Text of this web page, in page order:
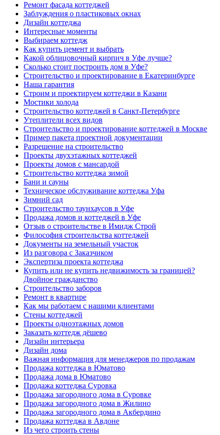
Ремонт фасада коттеджей
Заблуждения о пластиковых окнах
Дизайн коттеджа
Интересные моменты
Выбираем коттедж
Как купить цемент и выбрать
Какой облицовочный кирпич в Уфе лучше?
Сколько стоит построить дом в Уфе?
Строительство и проектирование в Екатеринбурге
Наша гарантия
Строим и проектируем коттеджи в Казани
Мостики холода
Строительство коттеджей в Санкт-Петербурге
Утеплители всех видов
Строительство и проектирование коттеджей в Москве
Пример пакета проектной документации
Разрешение на строительство
Проекты двухэтажных коттеджей
Проекты домов с мансардой
Строительство коттеджа зимой
Бани и сауны
Техническое обслуживание коттеджа Уфа
Зимний сад
Строительство таунхаусов в Уфе
Продажа домов и коттеджей в Уфе
Отзыв о строительстве в Имидж Строй
Философия строительства коттеджей
Документы на земельный участок
Из разговора с Заказчиком
Экспертиза проекта коттеджа
Купить или не купить недвижимость за границей?
Двойное гражданство
Строительство заборов
Ремонт в квартире
Как мы работаем с нашими клиентами
Стены коттеджей
Проекты одноэтажных домов
Заказать коттедж дёшево
Дизайн интерьера
Дизайн дома
Важная информация для менеджеров по продажам
Продажа коттеджа в Юматово
Продажа дома в Юматово
Продажа коттеджа Суровка
Продажа загородного дома в Суровке
Продажа загородного дома в Жилино
Продажа загородного дома в Акбердино
Продажа коттеджа в Авдоне
Из чего строить стены